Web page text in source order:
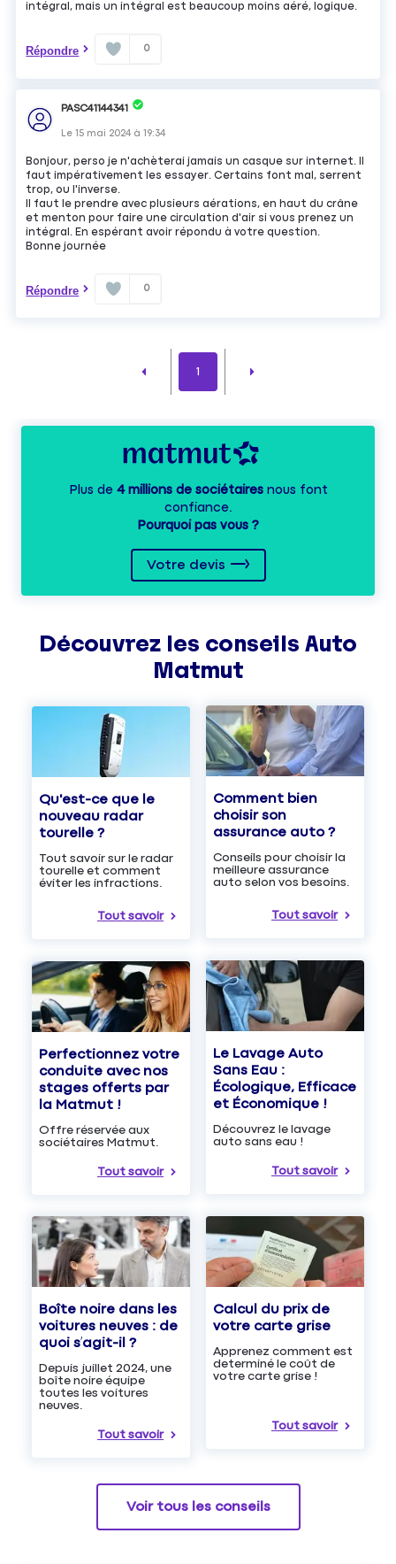
intégral, mais un intégral est beaucoup moins aéré, logique.
Répondre 0
PASC41144341
Le15 mai 2024 à19:34
Bonjour, perso je n'achèterai jamais un casque sur internet. Il
faut impérativement les essayer. Certains font mal, serrent
trop, ou l'inverse.
Il faut le prendre avec plusieurs aérations, en haut du crâne
et menton pour faire une circulation d'air si vous prenez un
intégral. En espérant avoir répondu à votre question.
Bonne journée
Répondre 0
1
Plus de 4 millions de sociétairesnous font
confiance.
Pourquoi pas vous ?
Votre devis
Découvrez les conseils Auto
Matmut
Qu'est-ce que le
nouveau radar
tourelle ?
Tout savoir sur le radar
tourelle et comment
éviter les infractions.
Tout savoir
Comment bien
choisir son
assurance auto ?
Conseils pour choisir la
meilleure assurance
auto selon vos besoins.
Tout savoir
Perfectionnez votre
conduite avec nos
stages offerts par
la Matmut !
Offre réservée aux
sociétaires Matmut.
Tout savoir
Le Lavage Auto
Sans Eau :
Écologique, Efficace
et Économique !
Découvrez le lavage
auto sans eau !
Tout savoir
Boîte noire dans les
voitures neuves : de
quoi s’agit-il ?
Depuis juillet 2024, une
boîte noire équipe
toutes les voitures
neuves.
Tout savoir
Calcul du prix de
votre carte grise
Apprenez comment est
determiné le coût de
votre carte grise !
Tout savoir
Voir tous les conseils